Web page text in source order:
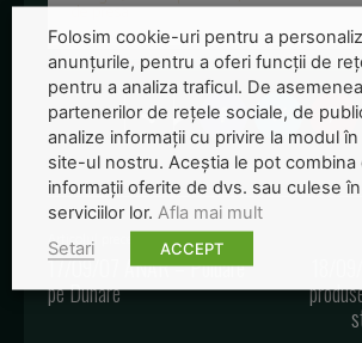
de presa
Articolul precedent
17/09/07 ANAR – Poluare
pe Dunare
Folosim cookie-uri pentru a
anunțurile, pentru a oferi funcții de
pentru a analiza traficul. De
partenerilor de rețele sociale, de
analize informații cu privire la modul
site-ul nostru. Aceștia le pot combina
informații oferite de dvs. sau culese
serviciilor lor. Afla mai mult
Setari
ACCEPT